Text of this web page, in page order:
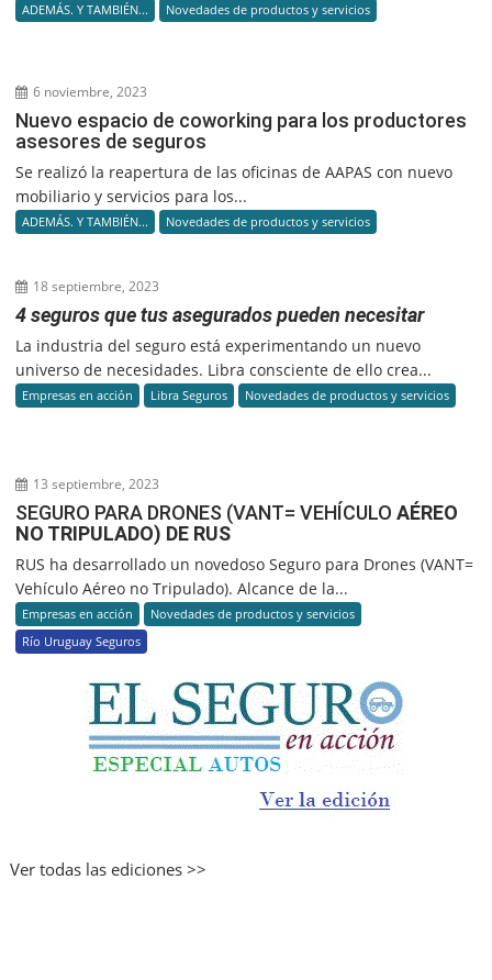
ADEMÁS. Y TAMBIÉN... Novedades de productos y servicios
6 noviembre, 2023
Nuevo espacio de coworking para los productores
asesores de seguros
Se realizó la reapertura de las oficinas de AAPAS con nuevo
mobiliario y servicios para los...
ADEMÁS. Y TAMBIÉN... Novedades de productos y servicios
18 septiembre, 2023
4 seguros que tus asegurados pueden necesitar
La industria del seguro está experimentando un nuevo
universo de necesidades. Libra consciente de ello crea...
Empresas en acción Libra Seguros Novedades de productos y servicios
13 septiembre, 2023
SEGURO PARA DRONES (VANT= VEHÍCULOAÉREO
NO TRIPULADO) DE RUS
RUS ha desarrollado un novedoso Seguro para Drones (VANT=
Vehículo Aéreo no Tripulado). Alcance de la...
Empresas en acción
Novedades de productos y servicios
Río Uruguay Seguros
Ver todas las ediciones >>